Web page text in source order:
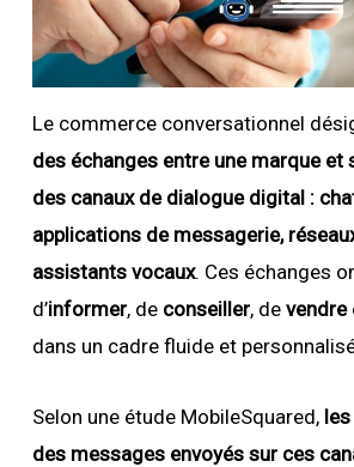
Le commerce conversationnel
des échanges entre une marque et
des canaux de dialogue digital :
applications de messagerie,
assistants vocaux. Ces échanges
d’informer, de conseiller, de vendre
dans un cadre fluide et
Selon une étude MobileSquared, les
des messages envoyés sur ces